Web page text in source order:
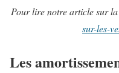
Pour lire notre article sur
sur-les-
Les